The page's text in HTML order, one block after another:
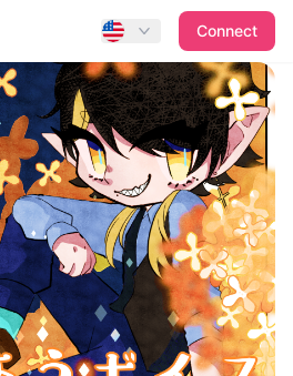
たのためのおはようボイス
Connect